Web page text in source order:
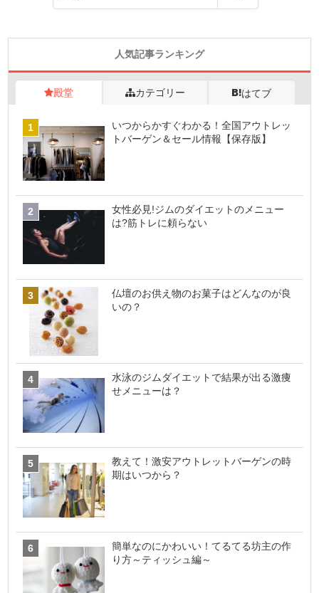
人気記事ランキング
殿堂 カテゴリー はてブ
いつからかすぐわかる！全国アウトレッ
トバーゲン＆セール情報【保存版】
女性必見!ジムのダイエットのメニュー
は?筋トレに頼らない
仏壇のお供え物のお菓子はどんなのが良
いの？
水泳のジムダイエットで結果が出る激痩
せメニューは？
教えて！激安アウトレットバーゲンの時
期はいつから？
簡単なのにかわいい！てるてる坊主の作
り方～ティッシュ編～